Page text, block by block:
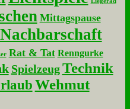
Mittagspause
Nachbarschaft
Rat & Tat Renngurke
Spielzeug Technik
Wehmut